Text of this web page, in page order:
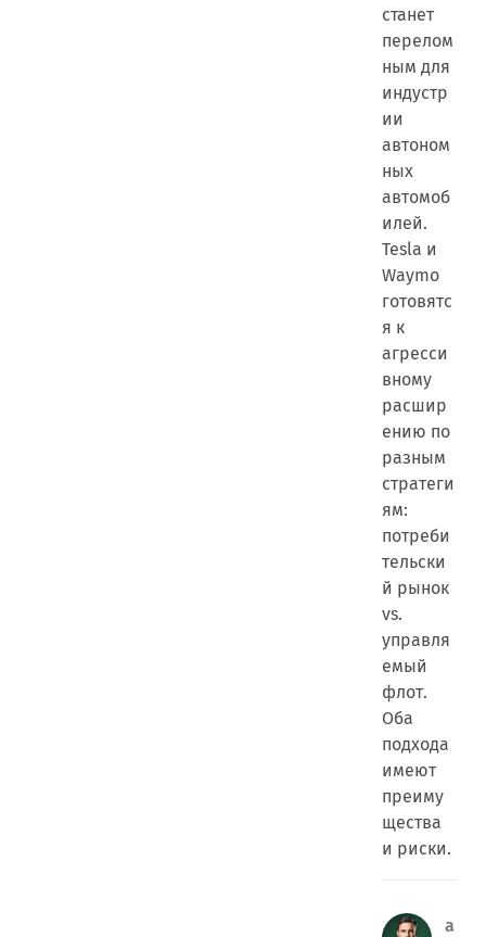
станет
перелом
ным для
индустр
ии
автоном
ных
автомоб
илей.
Tesla и
Waymo
готовятс
я к
агресси
вному
расшир
ению по
разным
стратеги
ям:
потреби
тельски
й рынок
vs.
управля
емый
флот.
Оба
подхода
имеют
преиму
щества
и риски.
а